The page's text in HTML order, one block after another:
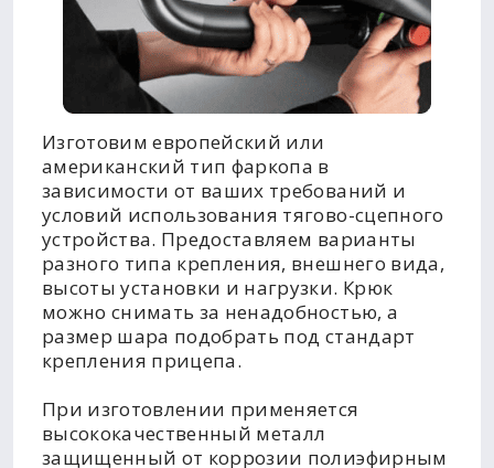
Изготовим европейский или
американский тип фаркопа в
зависимости от ваших требований и
условий использования тягово-сцепного
устройства. Предоставляем варианты
разного типа крепления, внешнего вида,
высоты установки и нагрузки. Крюк
можно снимать за ненадобностью, а
размер шара подобрать под стандарт
крепления прицепа.
При изготовлении применяется
высококачественный металл
защищенный от коррозии полиэфирным